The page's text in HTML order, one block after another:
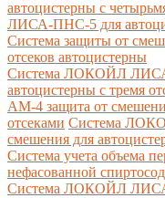
автоцистерны с
ЛИСА-ПНС-5 для
Система защиты от
отсеков автоцистерны
Система ЛОКОЙЛ
автоцистерны с тремя
AM-4 защита от
отсеками Система
смешения для
Система учета объема
нефасованной
Система ЛОКОЙЛ